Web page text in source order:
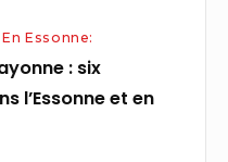
Essonne:
: six
l’Essonne et en